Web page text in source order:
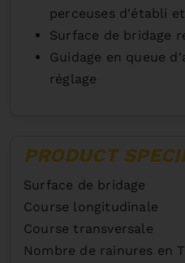
perceuses d'établi
Surface de bridage
Guidage en queue
réglage
PRODUCT
Surface de bridage
Course longitudinale
Course transversale
Nombre de rainures en T